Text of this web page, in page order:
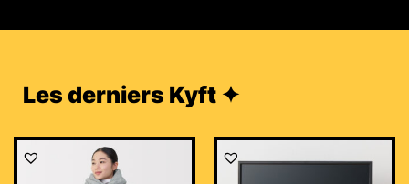
Les derniers Kyft ✦